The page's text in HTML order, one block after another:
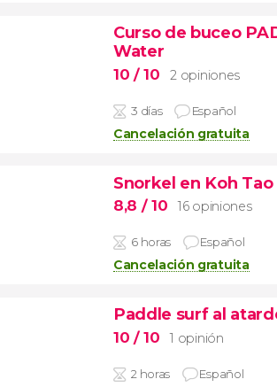
Curso de buceo
Water
10 / 10 2 opiniones
3 días Español
Cancelación gratuita
Snorkel en Koh Tao
8,8 / 10 16 opiniones
6 horas Español
Cancelación gratuita
Paddle surf al
10 / 10 1 opinión
2 horas Español